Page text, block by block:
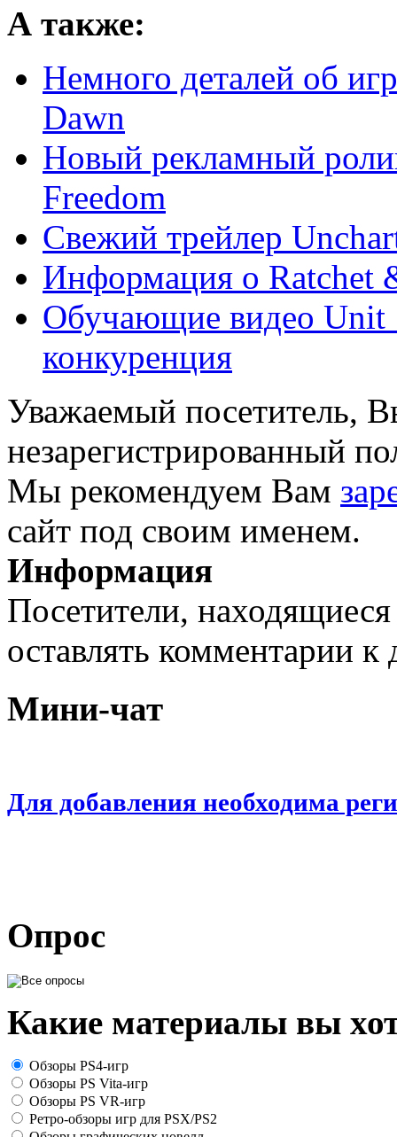
А также:
Немного деталей об
Dawn
Новый рекламный
Freedom
Свежий трейлер
Информация о Ratchet
Обучающие видео Unit
конкуренция
Уважаемый посетитель,
незарегистрированный
Мы рекомендуем Вам
сайт под своим именем.
Информация
Посетители,
оставлять комментарии
Мини-чат
Для добавления необходима
Опрос
Какие материалы вы
Обзоры PS4-игр
Обзоры PS Vita-игр
Обзоры PS VR-игр
Ретро-обзоры игр для PSX/PS2